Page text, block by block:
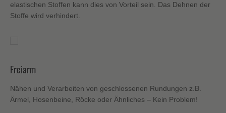
elastischen Stoffen kann dies von Vorteil sein. Das Dehnen der
Stoffe wird verhindert.
Freiarm
Nähen und Verarbeiten von geschlossenen Rundungen z.B.
Ärmel, Hosenbeine, Röcke oder Ähnliches – Kein Problem!